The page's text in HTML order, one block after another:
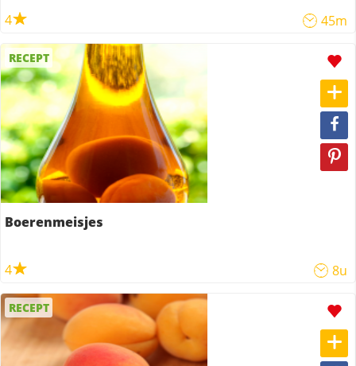
4 45m
RECEPT
Boerenmeisjes
4 8u
RECEPT